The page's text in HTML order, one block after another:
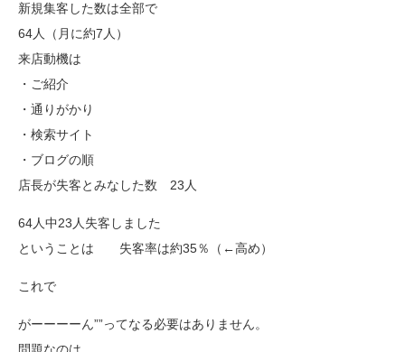
新規集客した数は全部で
64人（月に約7人）
来店動機は
・ご紹介
・通りがかり
・検索サイト
・ブログの順
店長が失客とみなした数 23人
64人中23人失客しました
ということは 失客率は約35％（←高め）
これで
がーーーーん””ってなる必要はありません。